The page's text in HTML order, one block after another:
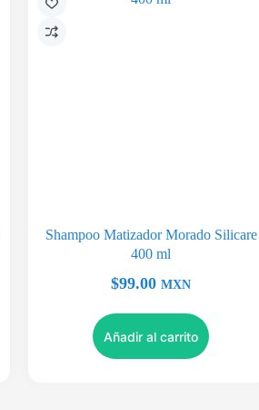
Shampoo Matizador Morado Silicare
400 ml
$99.00 MXN
Añadir al carrito